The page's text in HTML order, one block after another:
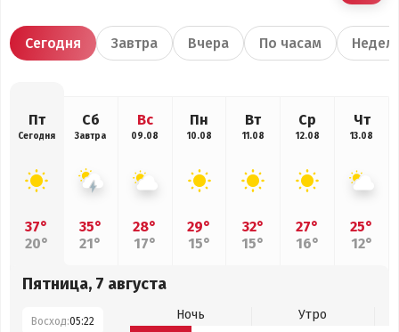
Сегодня Завтра Вчера По часам
Пт
Сегодня
37°
20°
Сб
Завтра
35°
21°
Вс
09.08
28°
17°
Пн
10.08
29°
15°
Вт
11.08
32°
15°
Ср
12.08
27°
16°
Чт
13.08
25°
12°
Пятница, 7 августа
Восход:05:22 Ночь
Утро